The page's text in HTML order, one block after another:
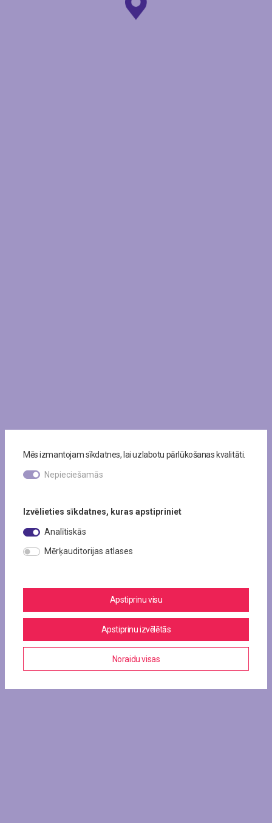
Mēs izmantojam sīkdatnes, lai uzlabotu pārlūkošanas kvalitāti.
Nepieciešamās
Izvēlieties sīkdatnes, kuras apstipriniet
Analītiskās
Mērķauditorijas atlases
Apstiprinu visu
Apstiprinu izvēlētās
Noraidu visas